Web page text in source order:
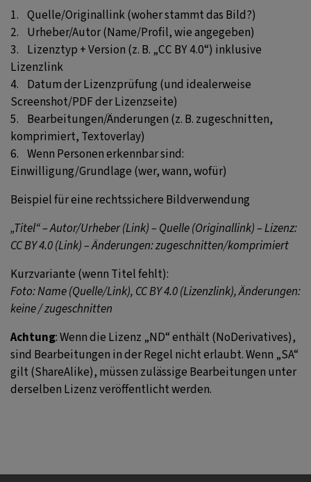
1. Quelle/Originallink (woher stammt das Bild?)
2. Urheber/Autor (Name/Profil, wie angegeben)
3. Lizenztyp + Version (z. B. „CC BY 4.0“) inklusive
Lizenzlink
4. Datum der Lizenzprüfung (und idealerweise
Screenshot/PDF der Lizenzseite)
5. Bearbeitungen/Änderungen (z. B. zugeschnitten,
komprimiert, Textoverlay)
6. Wenn Personen erkennbar sind:
Einwilligung/Grundlage (wer, wann, wofür)
Beispiel für eine rechtssichere Bildverwendung
„Titel“ – Autor/Urheber (Link) – Quelle (Originallink) – Lizenz:
CC BY 4.0 (Link) – Änderungen: zugeschnitten/komprimiert
Kurzvariante (wenn Titel fehlt):
Foto: Name (Quelle/Link), CC BY 4.0 (Lizenzlink), Änderungen:
keine / zugeschnitten
Achtung: Wenn die Lizenz „ND“ enthält (NoDerivatives),
sind Bearbeitungen in der Regel nicht erlaubt. Wenn „SA“
gilt (ShareAlike), müssen zulässige Bearbeitungen unter
derselben Lizenz veröffentlicht werden.